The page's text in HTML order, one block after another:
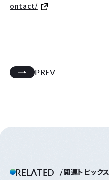
ontact/
PREV
RELATED 関連トピックス